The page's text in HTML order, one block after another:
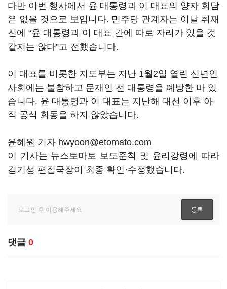
다만 이번 행사에서 윤 대통령과 이 대표의 양자 회담
은 없을 것으로 보입니다. 민주당 관계자는 이날 취재
진에 “윤 대통령과 이 대표 간에 따로 자리가 있을 것
같지는 않다”고 전했습니다.
이 대표를 비롯한 지도부는 지난 1월2일 열린 신년인
사회에는 불참하고 문재인 전 대통령을 예방한 바 있
습니다. 윤 대통령과 이 대표는 지난해 대선 이후 아
직 공식 회동을 하지 않았습니다.
윤혜원 기자 hwyoon@etomato.com
이 기사는 뉴스토마토 보도준칙 및 윤리강령에 따라
김기성 편집국장이 최종 확인·수정했습니다.
댓글 0